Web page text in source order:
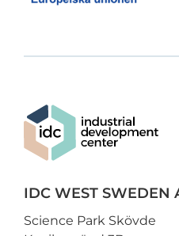
IDC WEST SWEDEN
Science Park Skövde